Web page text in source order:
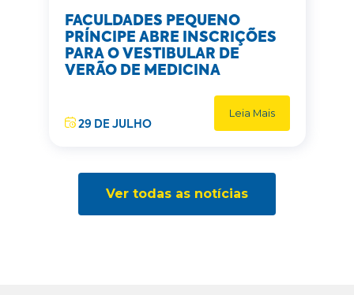
FACULDADES PEQUENO
PRÍNCIPE ABRE INSCRIÇÕES
PARA O VESTIBULAR DE
VERÃO DE MEDICINA
29 DE JULHO
Leia Mais
Ver todas as notícias